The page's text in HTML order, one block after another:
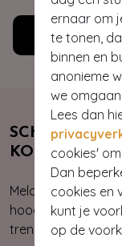
ernaar om
te tonen,
binnen en
anonieme
we
Lees dan
cookies'
Dan
cookies en
kunt je
op de
SCHRIJF JE
KORTING
Meld je aan voor
hoogte van onze
trends,